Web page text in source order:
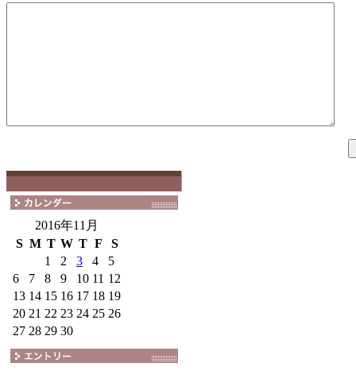
2016年11月
S M T W T F
S
1
2 3 4
5
6
7 8 9 10 11 12
13 14 15 16 17 18 19
20 21 22 23 24 25 26
27 28 29 30